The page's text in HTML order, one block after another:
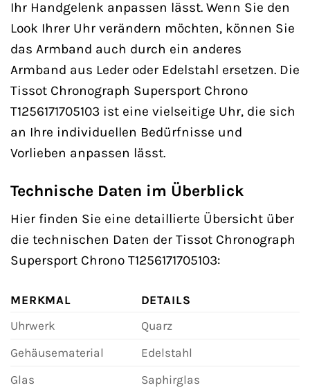
Ihr Handgelenk anpassen lässt. Wenn Sie den
Look Ihrer Uhr verändern möchten, können Sie
das Armband auch durch ein anderes
Armband aus Leder oder Edelstahl ersetzen. Die
Tissot Chronograph Supersport Chrono
T1256171705103 ist eine vielseitige Uhr, die sich
an Ihre individuellen Bedürfnisse und
Vorlieben anpassen lässt.
Technische Daten im Überblick
Hier finden Sie eine detaillierte Übersicht über
die technischen Daten der Tissot Chronograph
Supersport Chrono T1256171705103:
MERKMAL
DETAILS
Uhrwerk
Quarz
Gehäusematerial
Edelstahl
Glas
Saphirglas